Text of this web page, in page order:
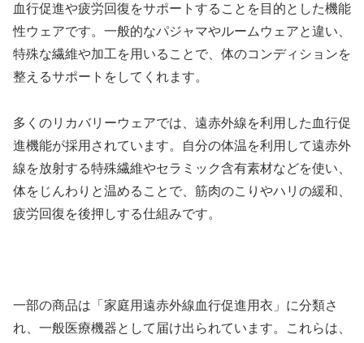
血行促進や疲労回復をサポートすることを目的とした機能
性ウェアです。一般的なパジャマやルームウェアと違い、
特殊な繊維や加工を用いることで、体のコンディションを
整えるサポートをしてくれます。
多くのリカバリーウェアでは、遠赤外線を利用した血行促
進機能が採用されています。自分の体温を利用して遠赤外
線を放射する特殊繊維やセラミック含有素材などを使い、
体をじんわりと温めることで、筋肉のこりやハリの緩和、
疲労回復を後押しする仕組みです。
一部の商品は「家庭用遠赤外線血行促進用衣」に分類さ
れ、一般医療機器として届け出られています。これらは、